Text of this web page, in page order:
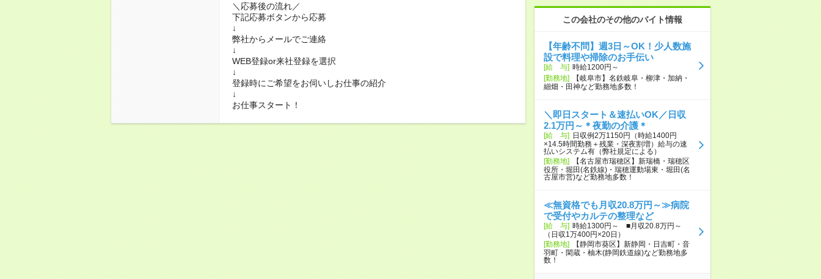
＼応募後の流れ／
下記応募ボタンから応募
↓
弊社からメールでご連絡
↓
WEB登録or来社登録を選択
↓
登録時にご希望をお伺いしお仕事の紹介
↓
お仕事スタート！
この会社のその他のバイト情報
【年齢不問】週3日～OK！少人数施
設で料理や掃除のお手伝い
[給 与] 時給1200円～
[勤務地]
【岐阜市】名鉄岐阜・柳津・加納・
細畑・田神など勤務地多数！
＼即日スタート＆速払いOK／日収
2.1万円～＊夜勤の介護＊
[給 与] 日収例2万1150円（時給1400円
×14.5時間勤務＋残業・深夜割増）給与の速
払いシステム有（弊社規定による）
[勤務地]
【名古屋市瑞穂区】新瑞橋・瑞穂区
役所・堀田(名鉄線)・瑞穂運動場東・堀田(名
古屋市営)など勤務地多数！
≪無資格でも月収20.8万円～≫病院
で受付やカルテの整理など
[給 与] 時給1300円～ ■月収20.8万円～
（日収1万400円×20日）
[勤務地]
【静岡市葵区】新静岡・日吉町・音
羽町・閑蔵・柚木(静岡鉄道線)など勤務地多
数！